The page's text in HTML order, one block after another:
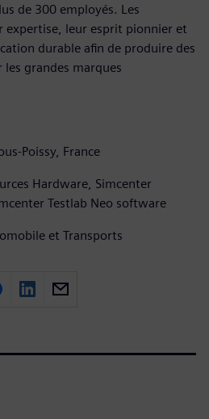
de 300 employés. Les
expertise, leur esprit pionnier et
durable afin de produire des
grandes marques
Poissy, France
Hardware, Simcenter
Testlab Neo software
et Transports